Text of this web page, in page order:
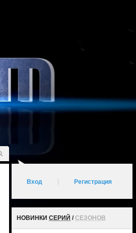
Вход Регистрация
НОВИНКИ СЕРИЙ /СЕЗОНОВ